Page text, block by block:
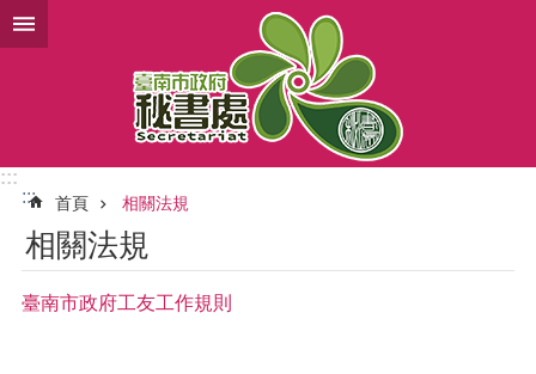
跳到主要內容區塊
:::
:::
首頁 相關法規
相關法規
臺南市政府工友工作規則